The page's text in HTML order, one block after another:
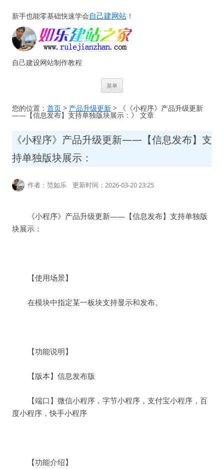
新手也能零基础快速学会自己建网站 ！
自己建设网站制作教程
菜单
文
您的位置： 首页 > 产品升级更新 > 《《小程序》产品升级更新
——【信息发布】支持单独版块展示：》 文章
《小程序》产品升级更新——【信息发布】支
持单独版块展示：
作者：范如乐 更新时间：2026-03-20 23:25
《小程序》产品升级更新——【信息发布】支持单独版
块展示：
【使用场景】
在模块中指定某一板块支持显示和发布。
【功能说明】
【版本】信息发布版
【端口】微信小程序，字节小程序，支付宝小程序，百
度小程序，快手小程序
【功能介绍】